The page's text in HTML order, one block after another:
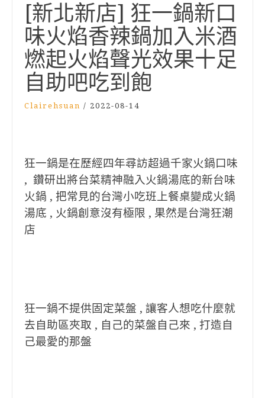
[新北新店] 狂一鍋新口
味火焰香辣鍋加入米酒
燃起火焰聲光效果十足
自助吧吃到飽
Clairehsuan / 2022-08-14
狂一鍋是在歷經四年尋訪超過千家火鍋口味
, 鑽研出將台菜精神融入火鍋湯底的新台味
火鍋 , 把常見的台灣小吃班上餐桌變成火鍋
湯底 , 火鍋創意沒有極限 , 果然是台灣狂潮
店
狂一鍋不提供固定菜盤 , 讓客人想吃什麼就
去自助區夾取 , 自己的菜盤自己來 , 打造自
己最愛的那盤